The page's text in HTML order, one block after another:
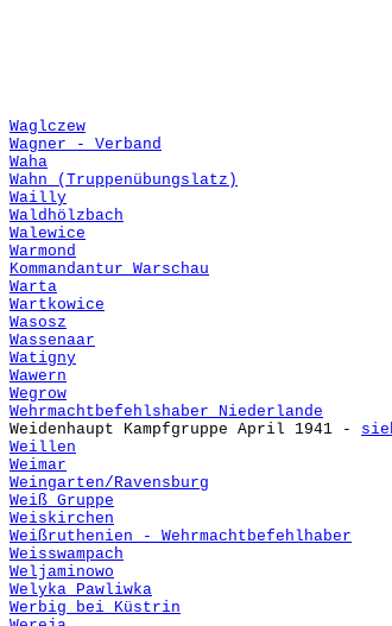
Waglczew
Wagner - Verband
Waha
Wahn (Truppenübungslatz)
Wailly
Waldhölzbach
Walewice
Warmond
Kommandantur Warschau
Warta
Wartkowice
Wasosz
Wassenaar
Watigny
Wawern
Wegrow
Wehrmachtbefehlshaber Niederlande
Weidenhaupt Kampfgruppe April 1941 -
Weillen
Weimar
Weingarten/Ravensburg
Weiß Gruppe
Weiskirchen
Weißruthenien - Wehrmachtbefehlhaber
Weisswampach
Weljaminowo
Welyka Pawliwka
Werbig bei Küstrin